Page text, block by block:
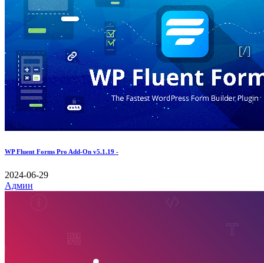
WP Fluent Forms Pro Add-On v5.1.19 -
2024-06-29
Админ